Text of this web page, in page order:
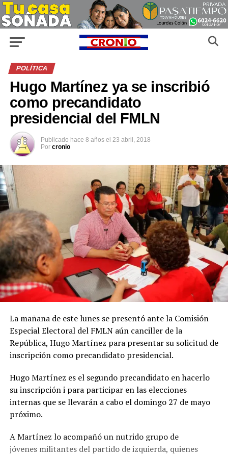
POLÍTICA
Hugo Martínez ya se inscribió
como precandidato
presidencial del FMLN
Publicado hace 8 años el 23 abril, 2018
Por cronio
La mañana de este lunes se presentó ante la Comisión
Especial Electoral del FMLN aún canciller de la
República, Hugo Martínez para presentar su solicitud de
inscripción como precandidato presidencial.
Hugo Martínez es el segundo precandidato en hacerlo
su inscripción i para participar en las elecciones
internas que se llevarán a cabo el domingo 27 de mayo
próximo.
A Martínez lo acompañó un nutrido grupo de
jóvenes militantes del partido de izquierda, quienes